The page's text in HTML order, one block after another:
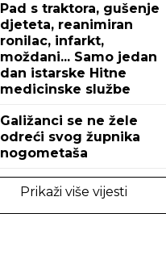
Pad s traktora, gušenje
djeteta, reanimiran
ronilac, infarkt,
moždani... Samo jedan
dan istarske Hitne
medicinske službe
Galižanci se ne žele
odreći svog župnika
nogometaša
Prikaži više vijesti